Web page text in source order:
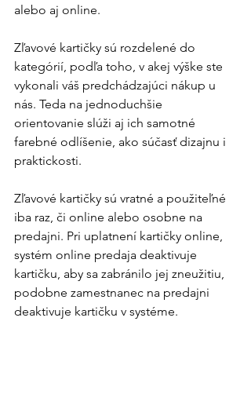
alebo aj online.
Zľavové kartičky sú rozdelené do
kategórií, podľa toho, v akej výške ste
vykonali váš predchádzajúci nákup u
nás. Teda na jednoduchšie
orientovanie slúži aj ich samotné
farebné odlíšenie, ako súčasť dizajnu i
praktickosti.
Zľavové kartičky sú vratné a použiteľné
iba raz, či online alebo osobne na
predajni. Pri uplatnení kartičky online,
systém online predaja deaktivuje
kartičku, aby sa zabránilo jej zneužitiu,
podobne zamestnanec na predajni
deaktivuje kartičku v systéme.